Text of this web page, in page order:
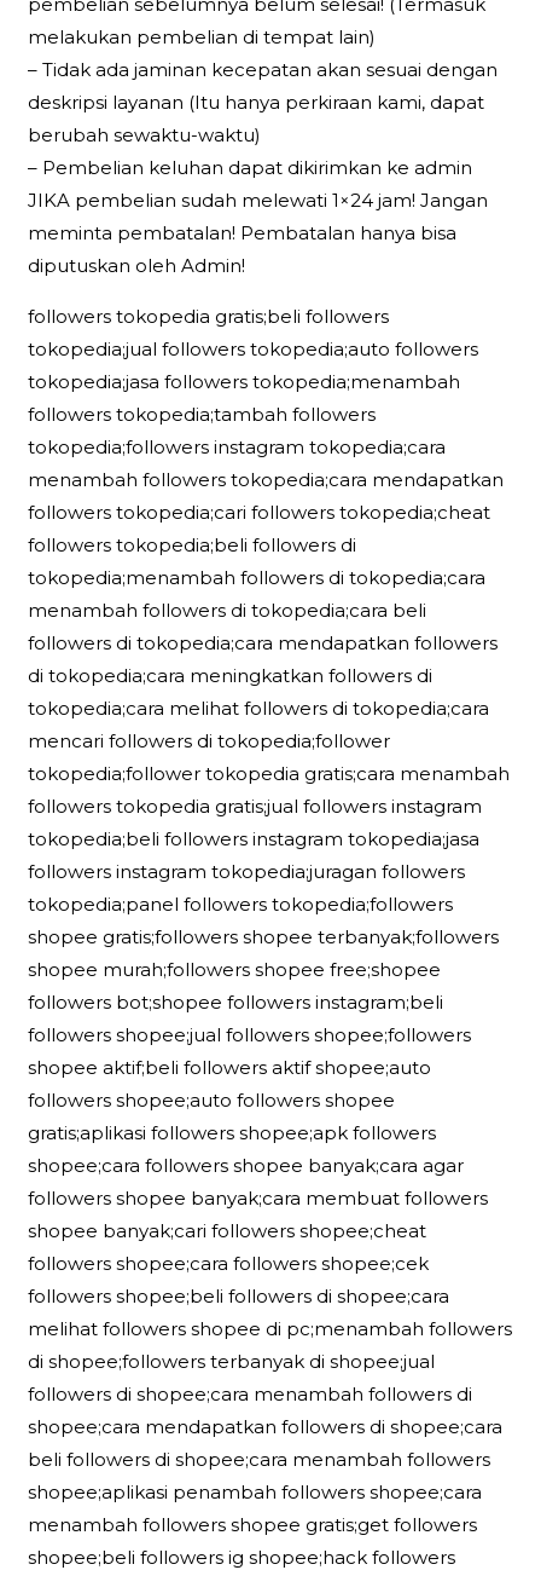
melakukan pembelian di tempat lain)
– Tidak ada jaminan kecepatan akan sesuai dengan
deskripsi layanan (Itu hanya perkiraan kami, dapat
berubah sewaktu-waktu)
– Pembelian keluhan dapat dikirimkan ke admin
JIKA pembelian sudah melewati 1×24 jam! Jangan
meminta pembatalan! Pembatalan hanya bisa
diputuskan oleh Admin!
followers tokopedia gratis;beli followers
tokopedia;jual followers tokopedia;auto followers
tokopedia;jasa followers tokopedia;menambah
followers tokopedia;tambah followers
tokopedia;followers instagram tokopedia;cara
menambah followers tokopedia;cara mendapatkan
followers tokopedia;cari followers tokopedia;cheat
followers tokopedia;beli followers di
tokopedia;menambah followers di tokopedia;cara
menambah followers di tokopedia;cara beli
followers di tokopedia;cara mendapatkan followers
di tokopedia;cara meningkatkan followers di
tokopedia;cara melihat followers di tokopedia;cara
mencari followers di tokopedia;follower
tokopedia;follower tokopedia gratis;cara menambah
followers tokopedia gratis;jual followers instagram
tokopedia;beli followers instagram tokopedia;jasa
followers instagram tokopedia;juragan followers
tokopedia;panel followers tokopedia;followers
shopee gratis;followers shopee terbanyak;followers
shopee murah;followers shopee free;shopee
followers bot;shopee followers instagram;beli
followers shopee;jual followers shopee;followers
shopee aktif;beli followers aktif shopee;auto
followers shopee;auto followers shopee
gratis;aplikasi followers shopee;apk followers
shopee;cara followers shopee banyak;cara agar
followers shopee banyak;cara membuat followers
shopee banyak;cari followers shopee;cheat
followers shopee;cara followers shopee;cek
followers shopee;beli followers di shopee;cara
melihat followers shopee di pc;menambah followers
di shopee;followers terbanyak di shopee;jual
followers di shopee;cara menambah followers di
shopee;cara mendapatkan followers di shopee;cara
beli followers di shopee;cara menambah followers
shopee;aplikasi penambah followers shopee;cara
menambah followers shopee gratis;get followers
shopee;beli followers ig shopee;hack followers